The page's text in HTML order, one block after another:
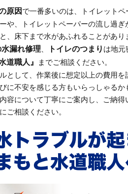
原因 で一番多いのは、トイレットペ
や、トイレットペーパーの流し過ぎ
、床下まで水があふれることがあり
水漏れ修理 トイレのつまり は地元
道職人』
までご相談ください。
として、作業後に想定以上の費用を
に不安を感じる方もいらっしゃる
容について丁寧にご案内し、ご納得
ご相談ください。